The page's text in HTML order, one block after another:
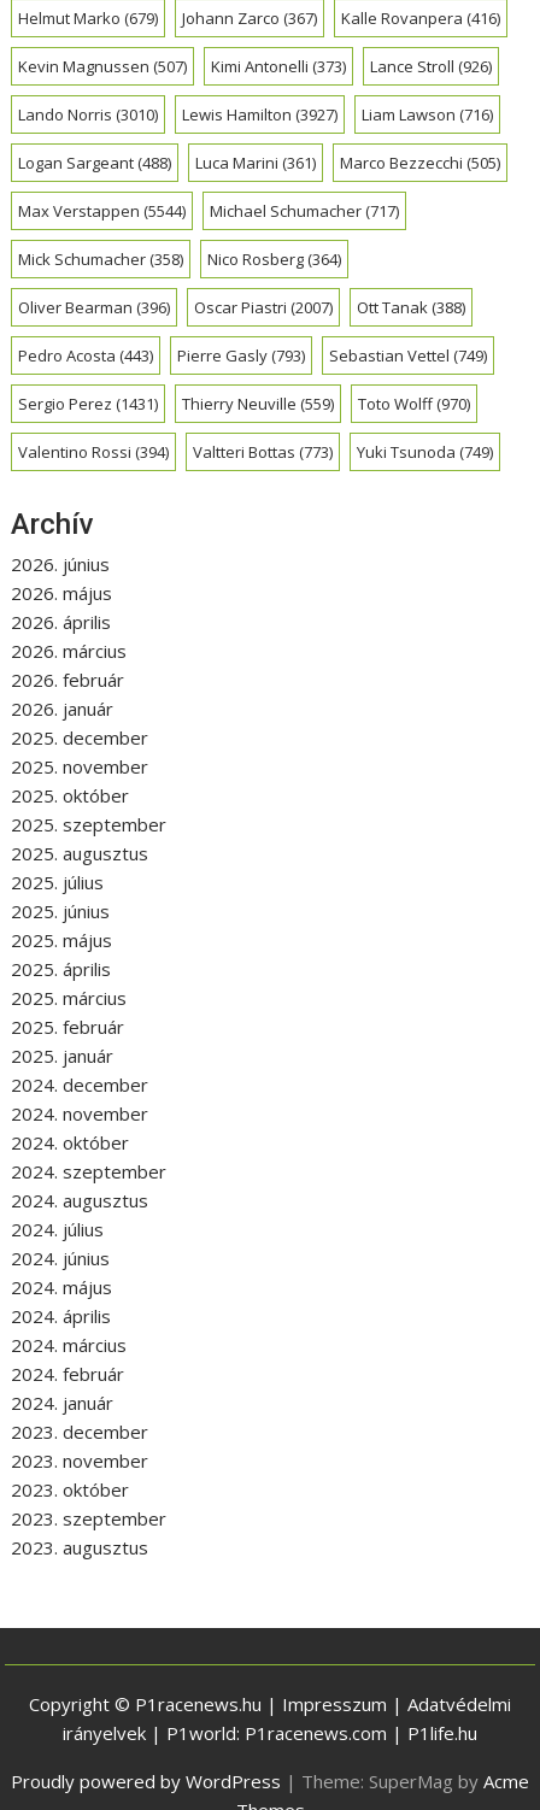
Helmut Marko (679) Johann Zarco (367) Kalle Rovanpera (416)
Kevin Magnussen (507) Kimi Antonelli (373) Lance Stroll (926)
Lando Norris (3010) Lewis Hamilton (3927) Liam Lawson (716)
Logan Sargeant(488) Luca Marini (361) Marco Bezzecchi (505)
Max Verstappen (5544) Michael Schumacher(717)
Mick Schumacher(358) Nico Rosberg(364)
Oliver Bearman (396) Oscar Piastri (2007) Ott Tanak(388)
Pedro Acosta (443) Pierre Gasly(793) Sebastian Vettel (749)
Sergio Perez (1431) Thierry Neuville (559) Toto Wolff(970)
Valentino Rossi (394) Valtteri Bottas (773) Yuki Tsunoda (749)
Archív
2026. június
2026. május
2026. április
2026. március
2026. február
2026. január
2025. december
2025. november
2025. október
2025. szeptember
2025. augusztus
2025. július
2025. június
2025. május
2025. április
2025. március
2025. február
2025. január
2024. december
2024. november
2024. október
2024. szeptember
2024. augusztus
2024. július
2024. június
2024. május
2024. április
2024. március
2024. február
2024. január
2023. december
2023. november
2023. október
2023. szeptember
2023. augusztus
Copyright © P1racenews.hu | Impresszum | Adatvédelmi
irányelvek | P1world: P1racenews.com | P1life.hu
Proudly powered by WordPress | Theme: SuperMag by Acme